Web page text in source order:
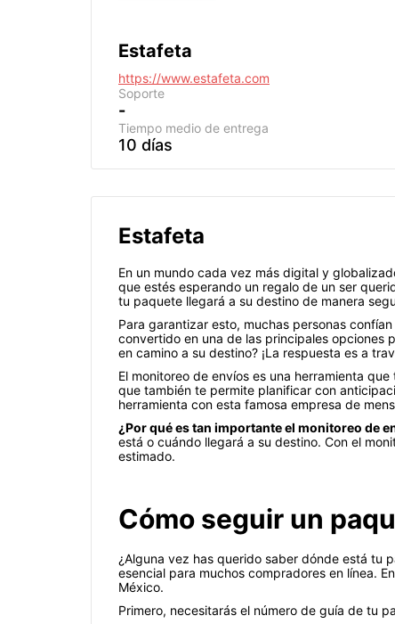
Estafeta
https://www.estafeta.com
Soporte
-
Tiempo medio de entrega
10 días
Estafeta
En un mundo cada vez más digital y
que estés esperando un regalo de un ser
tu paquete llegará a su destino de manera
Para garantizar esto, muchas personas
convertido en una de las principales opciones
en camino a su destino? ¡La respuesta es a
El monitoreo de envíos es una herramienta
que también te permite planificar con
herramienta con esta famosa empresa de
¿Por qué es tan importante el monitoreo de
está o cuándo llegará a su destino. Con el
estimado.
Cómo seguir un
¿Alguna vez has querido saber dónde está tu
esencial para muchos compradores en línea.
México.
Primero, necesitarás el número de guía de tu